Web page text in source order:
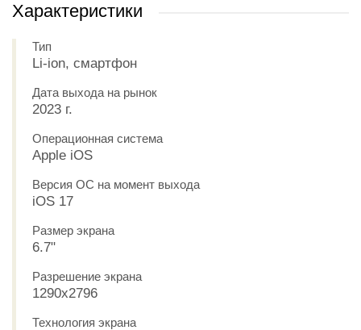
Характеристики
Тип
Li-ion, смартфон
Дата выхода на рынок
2023 г.
Операционная система
Apple iOS
Версия ОС на момент выхода
iOS 17
Размер экрана
6.7"
Разрешение экрана
1290x2796
Технология экрана